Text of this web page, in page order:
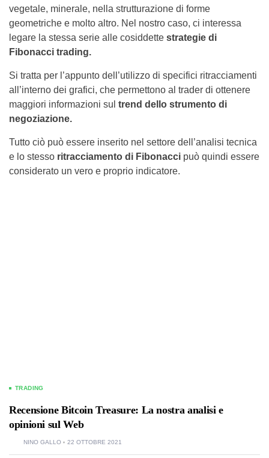
vegetale, minerale, nella strutturazione di forme
geometriche e molto altro. Nel nostro caso, ci interessa
legare la stessa serie alle cosiddette strategie di
Fibonacci trading.
Si tratta per l’appunto dell’utilizzo di specifici ritracciamenti
all’interno dei grafici, che permettono al trader di ottenere
maggiori informazioni sul trend dello strumento di
negoziazione.
Tutto ciò può essere inserito nel settore dell’analisi tecnica
e lo stesso ritracciamento di Fibonacci può quindi essere
considerato un vero e proprio indicatore.
TRADING
Recensione Bitcoin Treasure: La nostra analisi e
opinioni sul Web
NINO GALLO 22 OTTOBRE 2021